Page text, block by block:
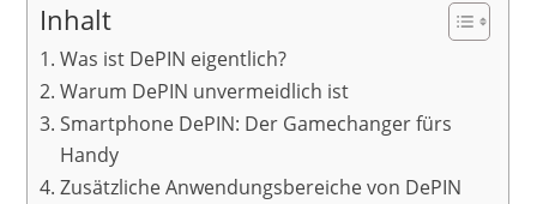
Inhalt
Was ist DePIN eigentlich?
Warum DePIN unvermeidlich ist
Smartphone DePIN: Der Gamechanger fürs
Handy
Zusätzliche Anwendungsbereiche von DePIN